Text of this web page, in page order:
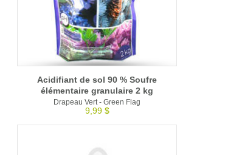
Acidifiant de sol 90 % Soufre
élémentaire granulaire 2 kg
Drapeau Vert - Green Flag
9,99 $